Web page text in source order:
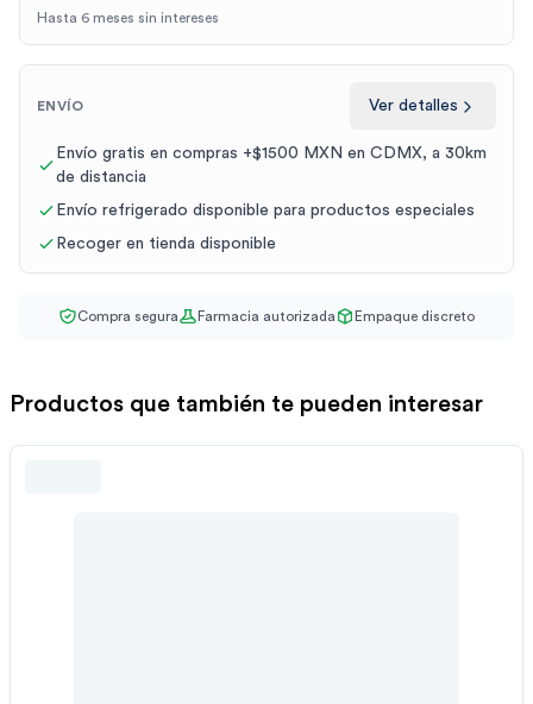
Hasta 6 meses sin intereses
ENVÍO Ver detalles
Envío gratis en compras +$1500 MXN en CDMX, a 30km
de distancia
Envío refrigerado disponible para productos especiales
Recoger en tienda disponible
Compra segura Farmacia autorizada Empaque discreto
Productos que también te pueden interesar